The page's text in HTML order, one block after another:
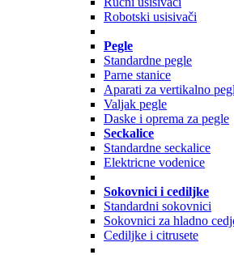
Robotski usisivači
Pegle
Standardne pegle
Parne stanice
Aparati za vertikalno
Valjak pegle
Daske i oprema za pegle
Seckalice
Standardne seckalice
Elektricne vodenice
Sokovnici i cediljke
Standardni sokovnici
Sokovnici za hladno
Cediljke i citrusete